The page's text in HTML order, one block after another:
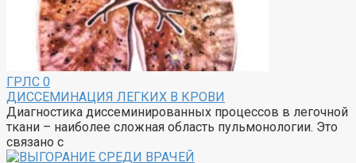
ГРЛС 0
ДИССЕМИНАЦИЯ ЛЕГКИХ В КРОВИ
Диагностика диссеминированных процессов в легочной
ткани – наиболее сложная область пульмонологии. Это
связано с